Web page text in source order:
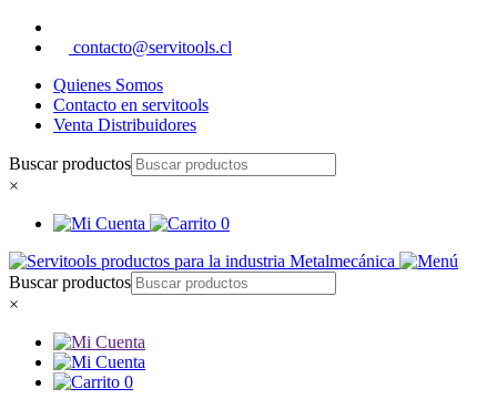
contacto@servitools.cl
Quienes Somos
Contacto en servitools
Venta Distribuidores
Buscar productos
×
0
Buscar productos
×
0